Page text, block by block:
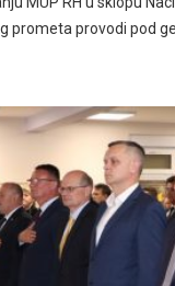
prometa provodi pod